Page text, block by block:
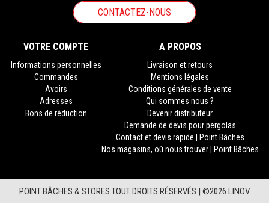
CONTACTEZ-NOUS
VOTRE COMPTE
Informations personnelles
Commandes
Avoirs
Adresses
Bons de réduction
A PROPOS
Livraison et retours
Mentions légales
Conditions générales de vente
Qui sommes nous ?
Devenir distributeur
Demande de devis pour pergolas
Contact et devis rapide | Point Bâches
Nos magasins, où nous trouver | Point Bâches
POINT BÂCHES & STORES TOUT DROITS RÉSERVÉS | ©2026 LINOV